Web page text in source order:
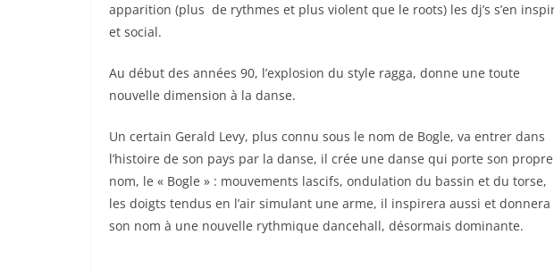
apparition (plus de rythmes et plus violent que le roots) les dj’s s’en
et social.
Au début des années 90, l’explosion du style ragga, donne une toute
nouvelle dimension à la danse.
Un certain Gerald Levy, plus connu sous le nom de Bogle, va entrer dans
l’histoire de son pays par la danse, il crée une danse qui porte son propre
nom, le « Bogle » : mouvements lascifs, ondulation du bassin et du torse,
les doigts tendus en l’air simulant une arme, il inspirera aussi et donnera
son nom à une nouvelle rythmique dancehall, désormais dominante.